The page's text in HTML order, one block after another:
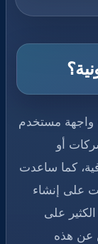
واجهة مستخدم
أو
كما ساعدت
على إنشاء
على
عن هذه